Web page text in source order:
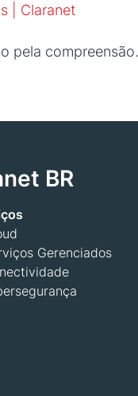
| Claranet
pela compreensão.
BR
Gerenciados